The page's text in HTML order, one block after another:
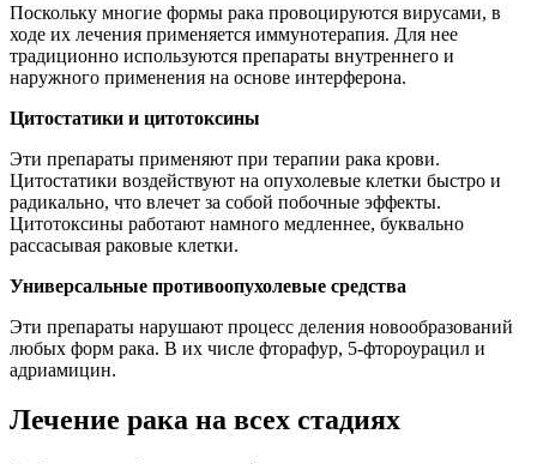
Поскольку многие формы рака провоцируются вирусами, в
ходе их лечения применяется иммунотерапия. Для нее
традиционно используются препараты внутреннего и
наружного применения на основе интерферона.
Цитостатики и цитотоксины
Эти препараты применяют при терапии рака крови.
Цитостатики воздействуют на опухолевые клетки быстро и
радикально, что влечет за собой побочные эффекты.
Цитотоксины работают намного медленнее, буквально
рассасывая раковые клетки.
Универсальные противоопухолевые средства
Эти препараты нарушают процесс деления новообразований
любых форм рака. В их числе фторафур, 5-фтороурацил и
адриамицин.
Лечение рака на всех стадиях